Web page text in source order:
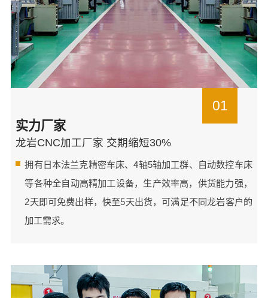
01
实力厂家
龙岩CNC加工厂家 交期缩短30%
拥有日本法兰克精密车床、4轴5轴加工群、自动数控车床
等各种全自动高精加工设备，生产效率高，供货能力强，
2天即可免费出样，快至5天出货，可满足不同龙岩客户的
加工需求。